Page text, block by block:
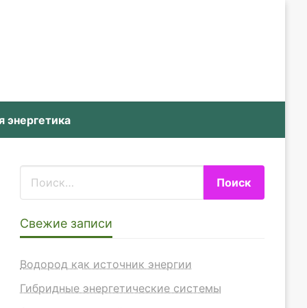
энергетика
Свежие записи
Водород как источник энергии
Гибридные энергетические системы